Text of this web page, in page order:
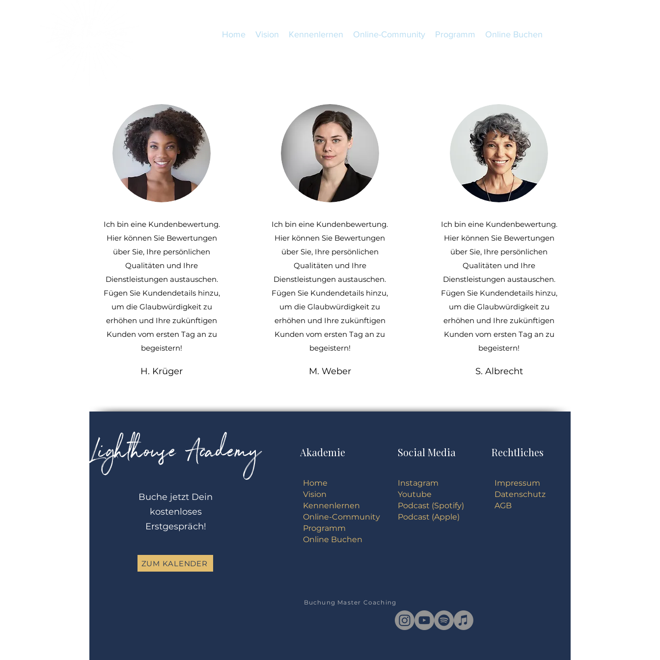
Home Vision Kennenlernen Online-Community Programm Online Buchen
Ich bin eine Kundenbewertung.
Hier können Sie Bewertungen
über Sie, Ihre persönlichen
Qualitäten und Ihre
Dienstleistungen austauschen.
Fügen Sie Kundendetails hinzu,
um die Glaubwürdigkeit zu
erhöhen und Ihre zukünftigen
Kunden vom ersten Tag an zu
begeistern!
H. Krüger
Ich bin eine Kundenbewertung.
Hier können Sie Bewertungen
über Sie, Ihre persönlichen
Qualitäten und Ihre
Dienstleistungen austauschen.
Fügen Sie Kundendetails hinzu,
um die Glaubwürdigkeit zu
erhöhen und Ihre zukünftigen
Kunden vom ersten Tag an zu
begeistern!
M. Weber
Ich bin eine Kundenbewertung.
Hier können Sie Bewertungen
über Sie, Ihre persönlichen
Qualitäten und Ihre
Dienstleistungen austauschen.
Fügen Sie Kundendetails hinzu,
um die Glaubwürdigkeit zu
erhöhen und Ihre zukünftigen
Kunden vom ersten Tag an zu
begeistern!
S. Albrecht
Lighthouse Academy
Buche jetzt Dein
kostenloses
Erstgespräch!
Akademie Social Media Rechtliches
Home
Vision
Kennenlernen
Online-Community
Programm
Online Buchen
Instagram
Youtube
Podcast (Spotify)
Podcast (Apple)
Impressum
Datenschutz
AGB
ZUM KALENDER
Buchung Master Coaching